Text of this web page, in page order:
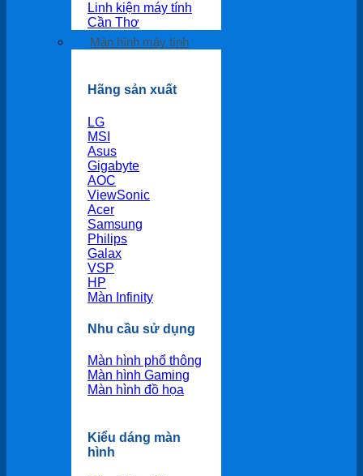
Linh kiện máy tính
Cần Thơ
Màn hình máy tính
Hãng sản xuất
LG
MSI
Asus
Gigabyte
AOC
ViewSonic
Acer
Samsung
Philips
Galax
VSP
HP
Màn Infinity
Nhu cầu sử dụng
Màn hình phổ thông
Màn hình Gaming
Màn hình đồ họa
Kiểu dáng màn
hình